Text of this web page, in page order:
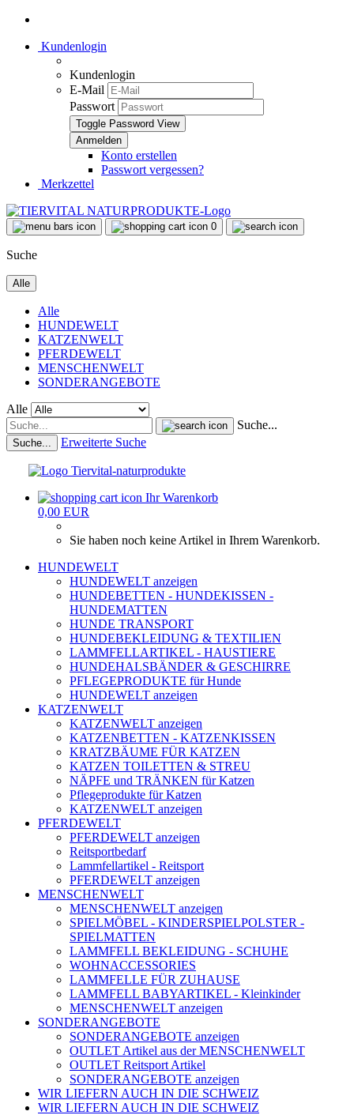
Kundenlogin
Kundenlogin
E-Mail
Passwort
Toggle Password View
Konto erstellen
Passwort vergessen?
Merkzettel
0
Suche
Alle
Alle
HUNDEWELT
KATZENWELT
PFERDEWELT
MENSCHENWELT
SONDERANGEBOTE
Alle
Suche...
Suche... Erweiterte Suche
Ihr Warenkorb
0,00 EUR
Sie haben noch keine Artikel in Ihrem Warenkorb.
HUNDEWELT
HUNDEWELT anzeigen
HUNDEBETTEN - HUNDEKISSEN -
HUNDEMATTEN
HUNDE TRANSPORT
HUNDEBEKLEIDUNG & TEXTILIEN
LAMMFELLARTIKEL - HAUSTIERE
HUNDEHALSBÄNDER & GESCHIRRE
PFLEGEPRODUKTE für Hunde
HUNDEWELT anzeigen
KATZENWELT
KATZENWELT anzeigen
KATZENBETTEN - KATZENKISSEN
KRATZBÄUME FÜR KATZEN
KATZEN TOILETTEN & STREU
NÄPFE und TRÄNKEN für Katzen
Pflegeprodukte für Katzen
KATZENWELT anzeigen
PFERDEWELT
PFERDEWELT anzeigen
Reitsportbedarf
Lammfellartikel - Reitsport
PFERDEWELT anzeigen
MENSCHENWELT
MENSCHENWELT anzeigen
SPIELMÖBEL - KINDERSPIELPOLSTER -
SPIELMATTEN
LAMMFELL BEKLEIDUNG - SCHUHE
WOHNACCESSORIES
LAMMFELLE FÜR ZUHAUSE
LAMMFELL BABYARTIKEL - Kleinkinder
MENSCHENWELT anzeigen
SONDERANGEBOTE
SONDERANGEBOTE anzeigen
OUTLET Artikel aus der MENSCHENWELT
OUTLET Reitsport Artikel
SONDERANGEBOTE anzeigen
WIR LIEFERN AUCH IN DIE SCHWEIZ
WIR LIEFERN AUCH IN DIE SCHWEIZ